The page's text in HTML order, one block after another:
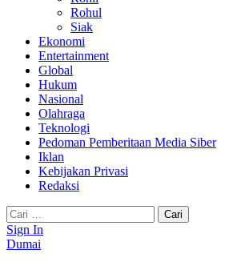
Rohul
Siak
Ekonomi
Entertainment
Global
Hukum
Nasional
Olahraga
Teknologi
Pedoman Pemberitaan Media Siber
Iklan
Kebijakan Privasi
Redaksi
Cari
untuk:
Sign In
Dumai